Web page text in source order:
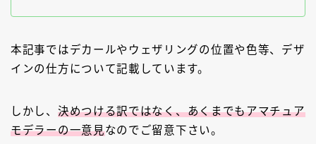
本記事ではデカールやウェザリングの位置や色等、デザ
インの仕方について記載しています。
しかし、 決めつける訳ではなく、あくまでもアマチュア
モデラーの一意見なのでご留意下さい。